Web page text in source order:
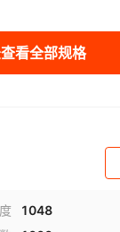
看全部规格
1048